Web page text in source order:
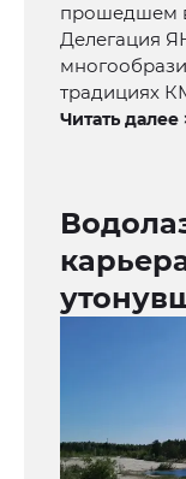
прошедшем
Делегация
традициях
Читать далее